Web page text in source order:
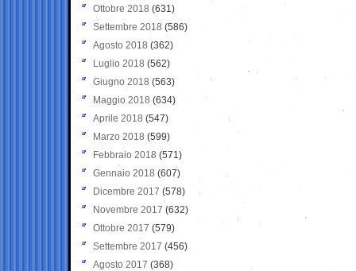
Ottobre 2018 (631)
Settembre 2018 (586)
Agosto 2018 (362)
Luglio 2018 (562)
Giugno 2018 (563)
Maggio 2018 (634)
Aprile 2018 (547)
Marzo 2018 (599)
Febbraio 2018 (571)
Gennaio 2018 (607)
Dicembre 2017 (578)
Novembre 2017 (632)
Ottobre 2017 (579)
Settembre 2017 (456)
Agosto 2017 (368)